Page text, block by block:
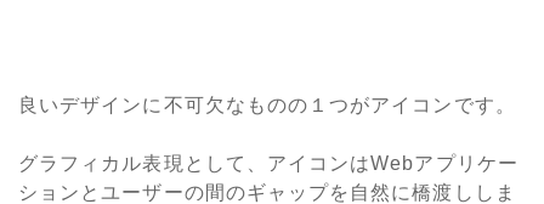
良いデザインに不可欠なものの１つがアイコンです。
グラフィカル表現として、アイコンはWebアプリケー
ションとユーザーの間のギャップを自然に橋渡ししま